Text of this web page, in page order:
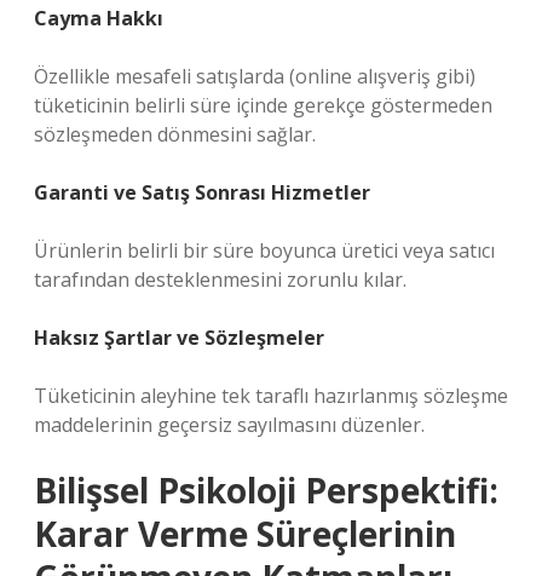
Cayma Hakkı
Özellikle mesafeli satışlarda (online alışveriş gibi)
tüketicinin belirli süre içinde gerekçe göstermeden
sözleşmeden dönmesini sağlar.
Garanti ve Satış Sonrası Hizmetler
Ürünlerin belirli bir süre boyunca üretici veya satıcı
tarafından desteklenmesini zorunlu kılar.
Haksız Şartlar ve Sözleşmeler
Tüketicinin aleyhine tek taraflı hazırlanmış sözleşme
maddelerinin geçersiz sayılmasını düzenler.
Bilişsel Psikoloji Perspektifi:
Karar Verme Süreçlerinin